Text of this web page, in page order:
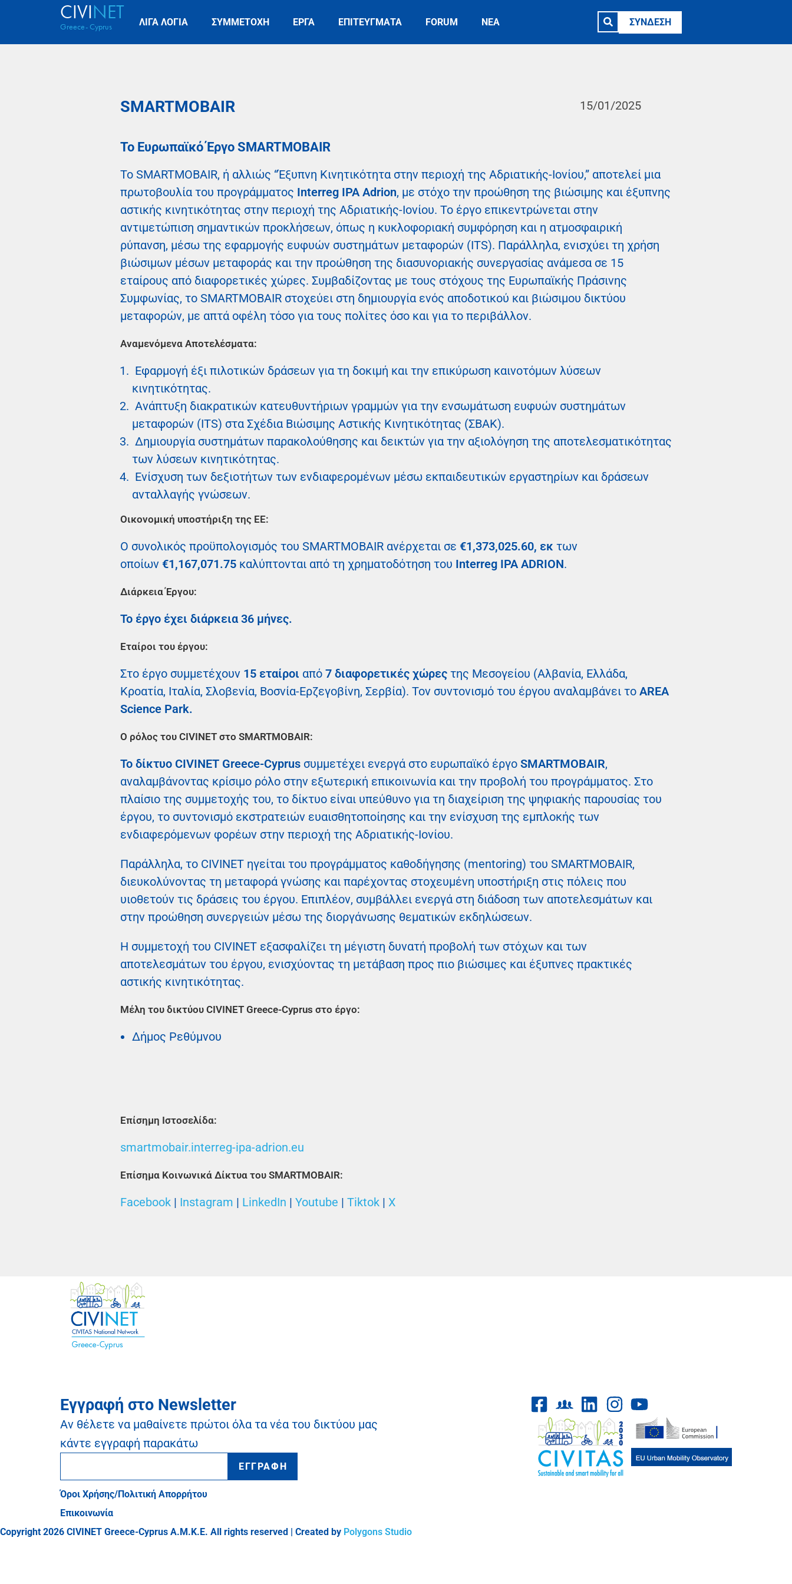
CIVINET
Greece- Cyprus ΛΙΓΑ ΛΟΓΙΑ ΣΥΜΜΕΤΟΧΗ ΕΡΓΑ ΕΠΙΤΕΥΓΜΑΤΑ FORUM ΝΕΑ ΣΥΝΔΕΣΗ
SMARTMOBAIR 15/01/2025
To Eυρωπαϊκό Έργο SMARTMOBAIR
Το SMARTMOBAIR, ή αλλιώς “Έξυπνη Κινητικότητα στην περιοχή της Αδριατικής-Ιονίου,” αποτελεί μια
πρωτοβουλία του προγράμματος Interreg IPA Adrion, με στόχο την προώθηση της βιώσιμης και έξυπνης
αστικής κινητικότητας στην περιοχή της Αδριατικής-Ιονίου. Το έργο επικεντρώνεται στην
αντιμετώπιση σημαντικών προκλήσεων, όπως η κυκλοφοριακή συμφόρηση και η ατμοσφαιρική
ρύπανση, μέσω της εφαρμογής ευφυών συστημάτων μεταφορών (ITS). Παράλληλα, ενισχύει τη χρήση
βιώσιμων μέσων μεταφοράς και την προώθηση της διασυνοριακής συνεργασίας ανάμεσα σε 15
εταίρους από διαφορετικές χώρες. Συμβαδίζοντας με τους στόχους της Ευρωπαϊκής Πράσινης
Συμφωνίας, το SMARTMOBAIR στοχεύει στη δημιουργία ενός αποδοτικού και βιώσιμου δικτύου
μεταφορών, με απτά οφέλη τόσο για τους πολίτες όσο και για το περιβάλλον.
Αναμενόμενα Αποτελέσματα:
Εφαρμογή έξι πιλοτικών δράσεων για τη δοκιμή και την επικύρωση καινοτόμων λύσεων
κινητικότητας.
Ανάπτυξη διακρατικών κατευθυντήριων γραμμών για την ενσωμάτωση ευφυών συστημάτων
μεταφορών (ITS) στα Σχέδια Βιώσιμης Αστικής Κινητικότητας (ΣΒΑΚ).
Δημιουργία συστημάτων παρακολούθησης και δεικτών για την αξιολόγηση της αποτελεσματικότητας
των λύσεων κινητικότητας.
Ενίσχυση των δεξιοτήτων των ενδιαφερομένων μέσω εκπαιδευτικών εργαστηρίων και δράσεων
ανταλλαγής γνώσεων.
Οικονομική υποστήριξη της ΕΕ:
Ο συνολικός προϋπολογισμός του SMARTMOBAIR ανέρχεται σε €1,373,025.60, εκ των
οποίων €1,167,071.75 καλύπτονται από τη χρηματοδότηση του Interreg IPA ADRION.
Διάρκεια Έργου:
Το έργο έχει διάρκεια 36 μήνες.
Εταίροι του έργου:
Στο έργο συμμετέχουν 15 εταίροι από 7 διαφορετικές χώρες της Μεσογείου (Αλβανία, Ελλάδα,
Κροατία, Ιταλία, Σλοβενία, Βοσνία-Ερζεγοβίνη, Σερβία). Τον συντονισμό του έργου αναλαμβάνει το AREA
Science Park.
Ο ρόλος του CIVINET στο SMARTMOBAIR:
Το δίκτυο CIVINET Greece-Cyprus συμμετέχει ενεργά στο ευρωπαϊκό έργο SMARTMOBAIR,
αναλαμβάνοντας κρίσιμο ρόλο στην εξωτερική επικοινωνία και την προβολή του προγράμματος. Στο
πλαίσιο της συμμετοχής του, το δίκτυο είναι υπεύθυνο για τη διαχείριση της ψηφιακής παρουσίας του
έργου, το συντονισμό εκστρατειών ευαισθητοποίησης και την ενίσχυση της εμπλοκής των
ενδιαφερόμενων φορέων στην περιοχή της Αδριατικής-Ιονίου.
Παράλληλα, το CIVINET ηγείται του προγράμματος καθοδήγησης (mentoring) του SMARTMOBAIR,
διευκολύνοντας τη μεταφορά γνώσης και παρέχοντας στοχευμένη υποστήριξη στις πόλεις που
υιοθετούν τις δράσεις του έργου. Επιπλέον, συμβάλλει ενεργά στη διάδοση των αποτελεσμάτων και
στην προώθηση συνεργειών μέσω της διοργάνωσης θεματικών εκδηλώσεων.
Η συμμετοχή του CIVINET εξασφαλίζει τη μέγιστη δυνατή προβολή των στόχων και των
αποτελεσμάτων του έργου, ενισχύοντας τη μετάβαση προς πιο βιώσιμες και έξυπνες πρακτικές
αστικής κινητικότητας.
Μέλη του δικτύου CIVINET Greece-Cyprus στο έργο:
Δήμος Ρεθύμνου
Επίσημη Ιστοσελίδα:
smartmobair.interreg-ipa-adrion.eu
Επίσημα Κοινωνικά Δίκτυα του SMARTMOBAIR:
Facebook | Instagram | LinkedIn | Youtube | Tiktok | X
Εγγραφή στο Newsletter
Αν θέλετε να μαθαίνετε πρώτοι όλα τα νέα του δικτύου μας
κάντε εγγραφή παρακάτω
ΕΓΓΡΑΦΗ
Όροι Χρήσης/Πολιτική Απορρήτου
Επικοινωνία
Copyright 2026 CIVINET Greece-Cyprus A.M.K.E. All rights reserved | Created by Polygons Studio